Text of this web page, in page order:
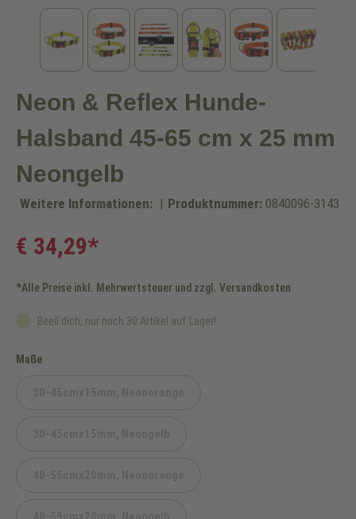
Neon & Reflex Hunde-
Halsband 45-65 cm x 25 mm
Neongelb
Weitere Informationen: | Produktnummer: 0840096-3143
€ 34,29*
*Alle Preise inkl. Mehrwertsteuer und zzgl. Versandkosten
Beeil dich, nur noch 30 Artikel auf Lager!
Maßeauswählen